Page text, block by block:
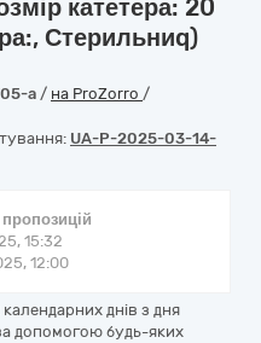
катетера: 20
Стерильниq)
a / на ProZorro /
UA-P-2025-03-14-
15:32
12:00
днів з дня
допомогою будь-яких